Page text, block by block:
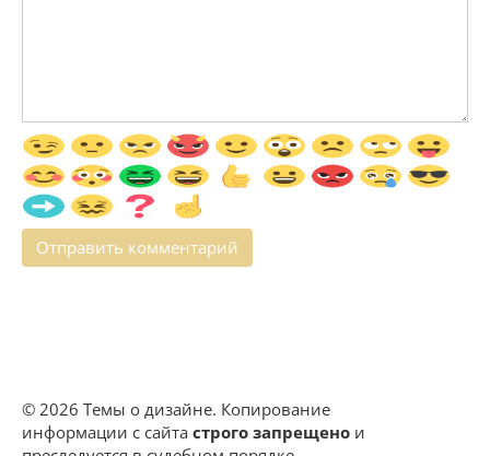
© 2026 Темы о дизайне. Копирование
информации с сайта строго запрещено и